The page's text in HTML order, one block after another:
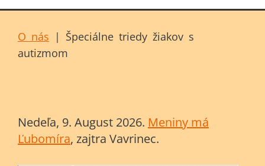
O nás | Špeciálne triedy žiakov s
autizmom
Nedeľa, 9. August 2026. Meniny má
Ľubomíra, zajtra Vavrinec.